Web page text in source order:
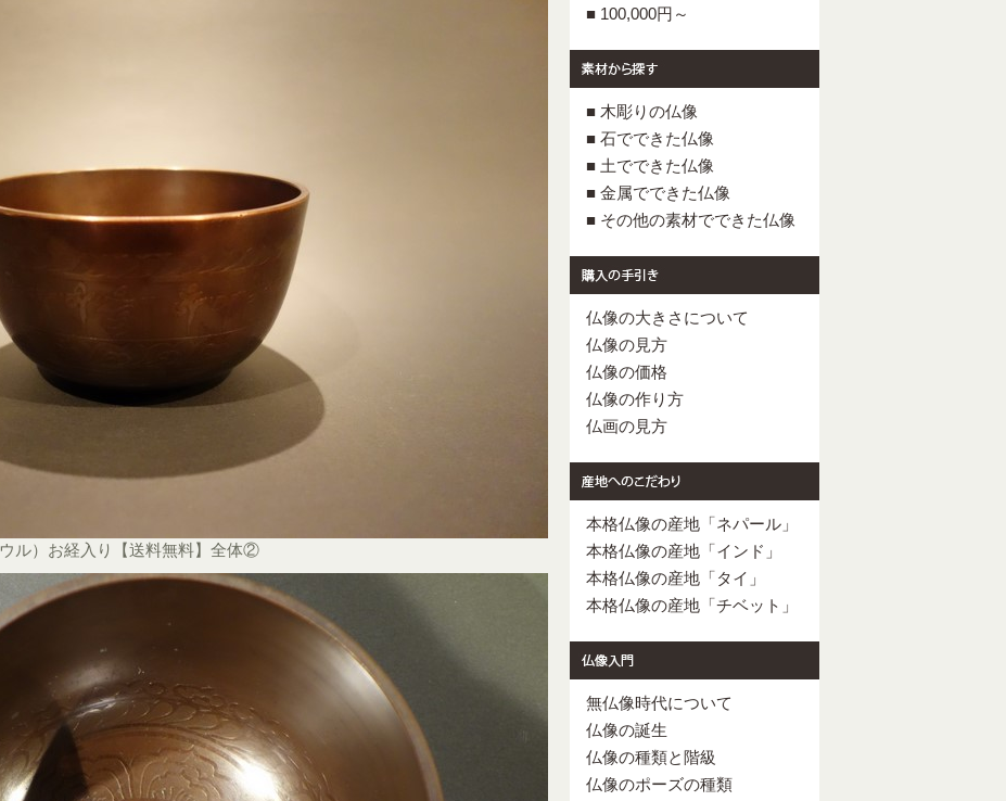
ル）お経入り【送料無料】全体②
■ 100,000円～
■ 木彫りの仏像
■ 石でできた仏像
■ 土でできた仏像
■ 金属でできた仏像
■ その他の素材でできた仏像
仏像の大きさについて
仏像の見方
仏像の価格
仏像の作り方
仏画の見方
本格仏像の産地「ネパール」
本格仏像の産地「インド」
本格仏像の産地「タイ」
本格仏像の産地「チベット」
無仏像時代について
仏像の誕生
仏像の種類と階級
仏像のポーズの種類